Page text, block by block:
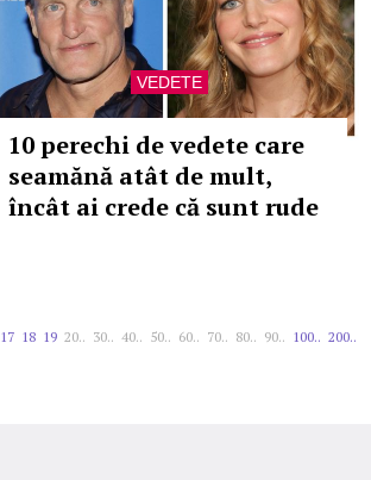
VEDETE
10 perechi de vedete care
seamănă atât de mult,
încât ai crede că sunt rude
17 18 19 20.. 30.. 40.. 50.. 60.. 70.. 80.. 90.. 100.. 200..